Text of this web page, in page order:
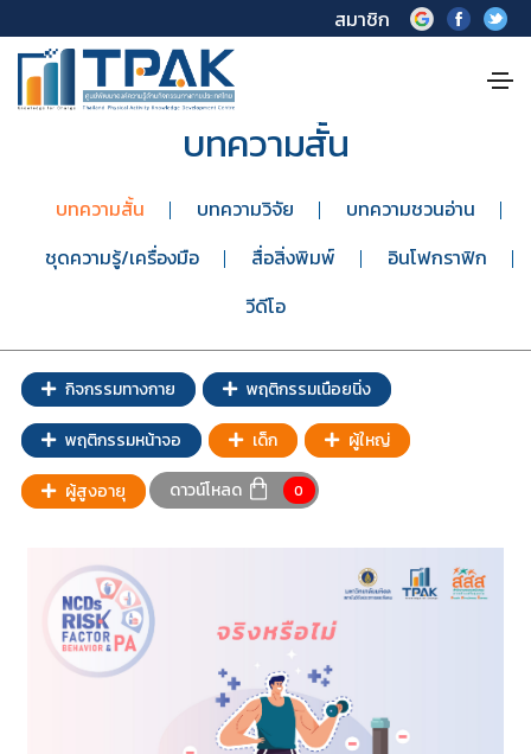
บทความสั้น
บทความสั้น บทความวิจัย
บทความชวนอ่าน
ชุดความรู้/เครื่องมือ
สื่อสิ่งพิมพ์
อินโฟกราฟิก
วีดีโอ
กิจกรรมทางกาย พฤติกรรมเนือยนิ่ง
พฤติกรรมหน้าจอ เด็ก ผู้ใหญ่
ผู้สูงอายุ ดาวน์โหลด 0
สมาชิก
ทั้งหมด 417 บทความ